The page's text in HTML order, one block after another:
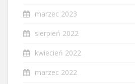
marzec 2023
sierpień 2022
kwiecień 2022
marzec 2022